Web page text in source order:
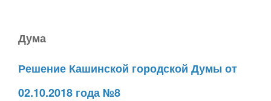
Дума
Решение Кашинской городской Думы от
02.10.2018 года №8